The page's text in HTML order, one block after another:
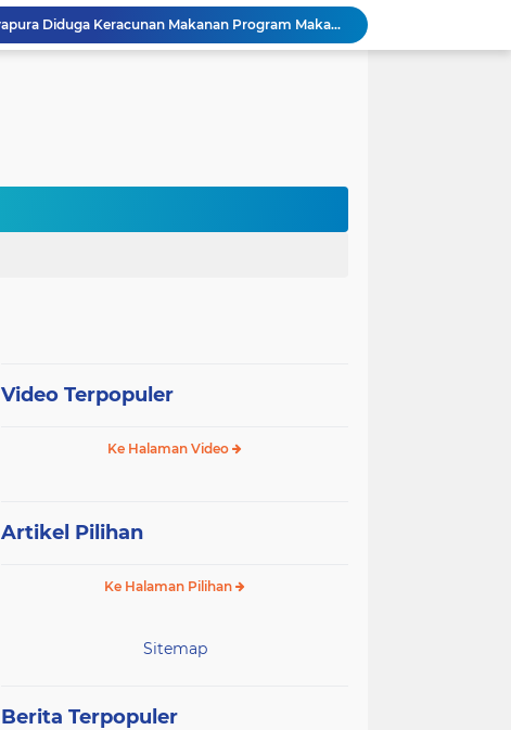
Puluhan Siswa di Jayapura Diduga Keracunan Makanan Program Makan Bergizi Gratis
Australia dan Kota Kupang Perkuat Kemitraan Tingkatkan Literasi Anak melalui Program INOVASI
Sekolah Gagasceria Jadi Rujukan Pembelajaran Mendalam bagi Delegasi Malaysia
Video Terpopuler
Ke Halaman Video
Artikel Pilihan
Ke Halaman Pilihan
Sitemap
Berita Terpopuler